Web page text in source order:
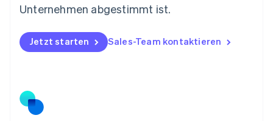
Unternehmen abgestimmt ist.
Jetzt starten Sales-Team kontaktieren
Österreich
Polen
English
Portugal
Schweden
Svenska